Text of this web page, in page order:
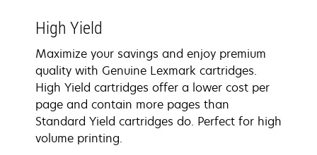
High Yield
Maximize your savings and enjoy premium
quality with Genuine Lexmark cartridges.
High Yield cartridges offer a lower cost per
page and contain more pages than
Standard Yield cartridges do. Perfect for high
volume printing.